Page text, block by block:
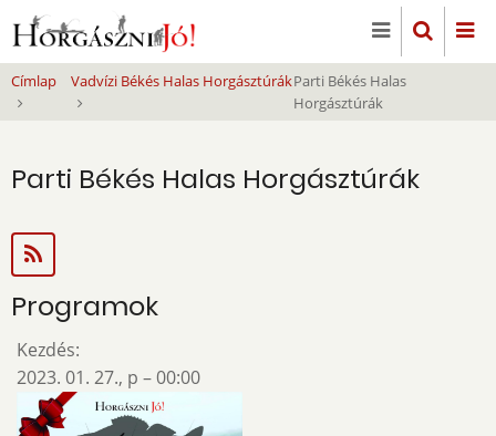
Ugrás
tartalomra
Címlap Vadvízi Békés Halas HorgásztúrákParti Békés Halas
Horgásztúrák
Parti Békés Halas Horgásztúrák
Programok
Kezdés:
2023. 01. 27., p – 00:00